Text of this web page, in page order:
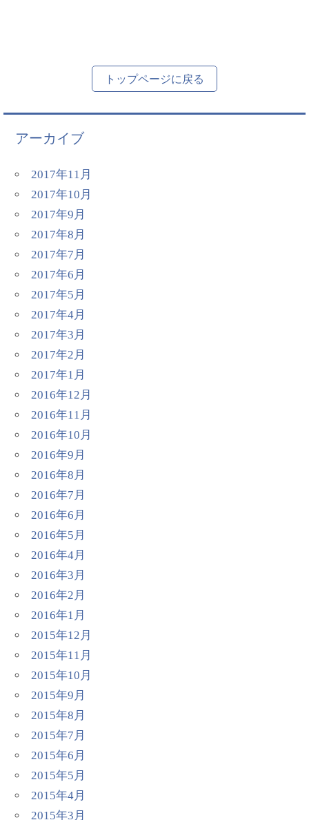
トップページに戻る
アーカイブ
2017年11月
2017年10月
2017年9月
2017年8月
2017年7月
2017年6月
2017年5月
2017年4月
2017年3月
2017年2月
2017年1月
2016年12月
2016年11月
2016年10月
2016年9月
2016年8月
2016年7月
2016年6月
2016年5月
2016年4月
2016年3月
2016年2月
2016年1月
2015年12月
2015年11月
2015年10月
2015年9月
2015年8月
2015年7月
2015年6月
2015年5月
2015年4月
2015年3月